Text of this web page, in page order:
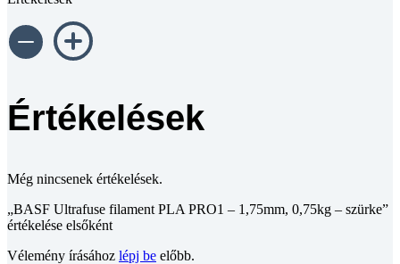
Értékelések
Még nincsenek értékelések.
„BASF Ultrafuse filament PLA PRO1 – 1,75mm, 0,75kg – szürke”
értékelése elsőként
Vélemény írásához lépj be előbb.